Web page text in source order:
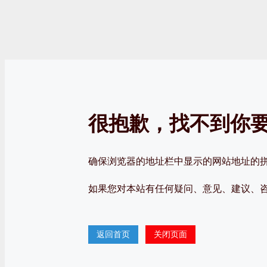
很抱歉，找不到
确保浏览器的地址栏中显示的网站地址的拼
如果您对本站有任何疑问、意见、建议、咨
返回首页 关闭页面